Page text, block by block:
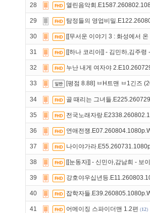
28 열린음악회
29 탐정들의 영업비밀
30 [[무서운 이야기 3 : 화성에서
31 [[하나 코리아]] - 김민하,김주
32 누난 내게 여자야
33 [평점 8.88] ㅂH트맨 ㅂ1긴즈
34 골 때리는 그녀들
35 전국노래자랑
36 연애전쟁
37 나이야가라
38 [[눈동자]] - 신민아,감남희 - 보
39 강호야우십년등
40 잡학자들
41 어메이징 스파이더맨 1.2편 (12)